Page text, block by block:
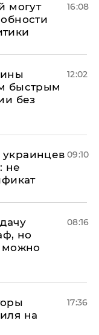
могут
16:08
быстрым
без
12:02
не
09:10
но
можно
08:16
на
17:36